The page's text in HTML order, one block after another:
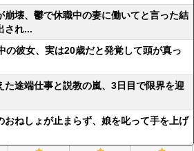
崩壊、鬱で休職中の妻に働いてと言った結
され...
の彼女、実は20歳だと発覚して頭が真っ
た途端仕事と説教の嵐、3日目で限界を迎
おねしょが止まらず、娘を叱って手を上げ